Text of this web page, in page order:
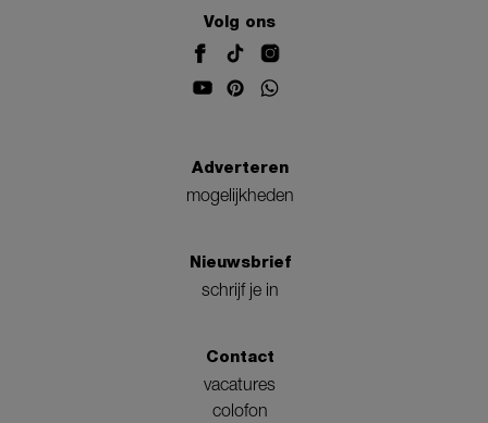
Volg ons
Adverteren
mogelijkheden
Nieuwsbrief
schrijf je in
Contact
vacatures
colofon